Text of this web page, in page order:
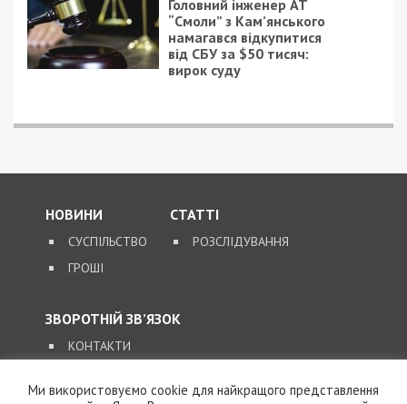
ПОПУЛЯРНІ НОВИНИ
На Буковині чоловік
поранив двох
поліцейських під час
Ми використовуємо cookie для найкращого представлення